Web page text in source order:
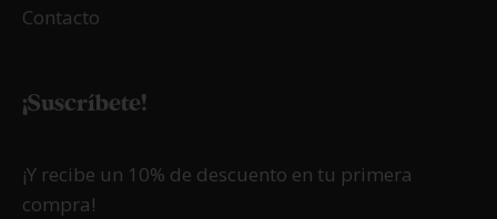
Contacto
¡Suscríbete!
¡Y recibe un 10% de descuento en tu primera
compra!